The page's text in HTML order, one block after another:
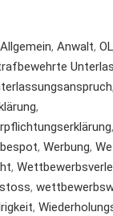
Allgemein, Anwalt,
,
,
,
, Werbung,
,
,
,